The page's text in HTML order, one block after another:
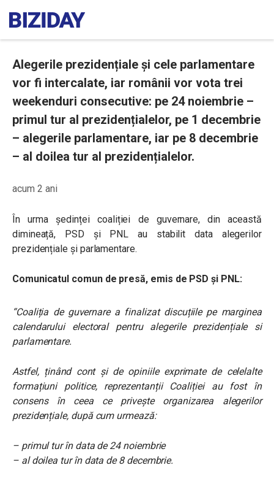
Alegerile prezidențiale și cele parlamentare
vor fi intercalate, iar românii vor vota trei
weekenduri consecutive: pe 24 noiembrie –
primul tur al prezidențialelor, pe 1 decembrie
– alegerile parlamentare, iar pe 8 decembrie
– al doilea tur al prezidențialelor.
acum 2 ani
În urma ședinței coaliției de guvernare, din această
dimineață, PSD și PNL au stabilit data alegerilor
prezidențiale și parlamentare.
Comunicatul comun de presă, emis de PSD și PNL:
“Coaliția de guvernare a finalizat discuțiile pe marginea
calendarului electoral pentru alegerile prezidențiale si
parlamentare.
Astfel, ținând cont și de opiniile exprimate de celelalte
formațiuni politice, reprezentanții Coaliției au fost în
consens în ceea ce privește organizarea alegerilor
prezidențiale, după cum urmează:
– primul tur în data de 24 noiembrie
– al doilea tur în data de 8 decembrie.